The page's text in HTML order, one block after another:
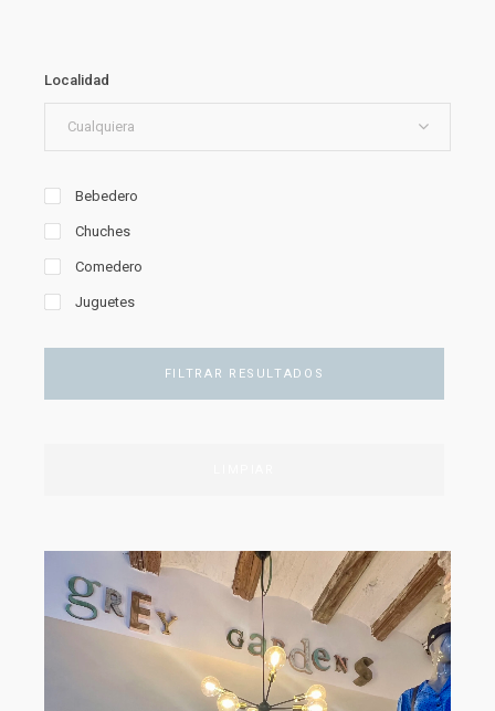
Localidad
Cualquiera
Bebedero
Chuches
Comedero
Juguetes
FILTRAR RESULTADOS